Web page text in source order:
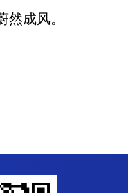
成风。